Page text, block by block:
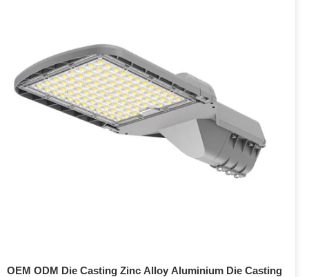
OEM ODM Die Casting Zinc Alloy Aluminium Die Casting